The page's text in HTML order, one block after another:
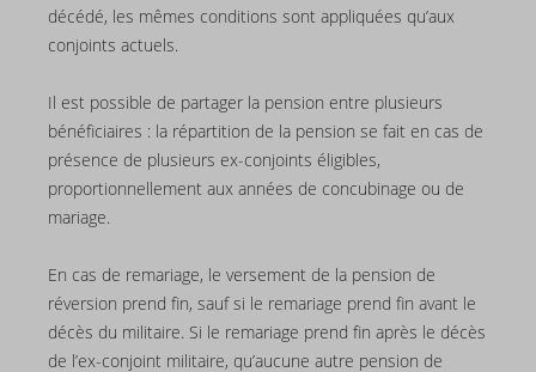
décédé, les mêmes conditions sont appliquées qu’aux
conjoints actuels.
Il est possible de partager la pension entre plusieurs
bénéficiaires : la répartition de la pension se fait en cas de
présence de plusieurs ex-conjoints éligibles,
proportionnellement aux années de concubinage ou de
mariage.
En cas de remariage, le versement de la pension de
réversion prend fin, sauf si le remariage prend fin avant le
décès du militaire. Si le remariage prend fin après le décès
de l’ex-conjoint militaire, qu’aucune autre pension de